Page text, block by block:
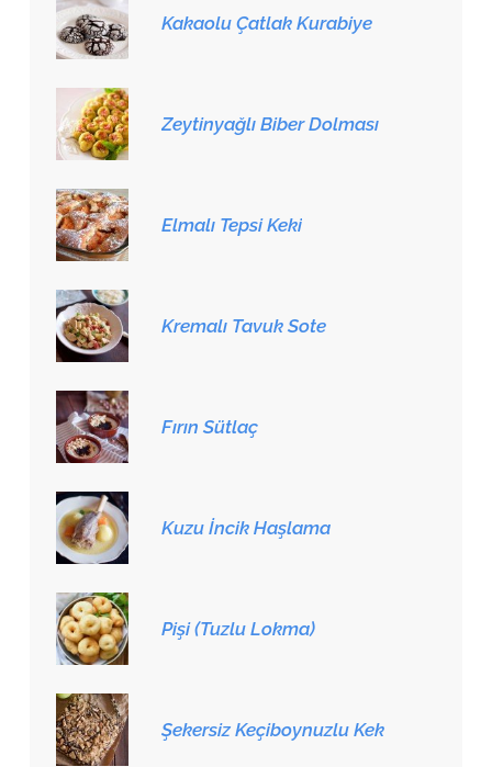
Kakaolu Çatlak Kurabiye
Zeytinyağlı Biber Dolması
Elmalı Tepsi Keki
Kremalı Tavuk Sote
Fırın Sütlaç
Kuzu İncik Haşlama
Pişi (Tuzlu Lokma)
Şekersiz Keçiboynuzlu Kek